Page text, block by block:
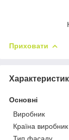
Приховати
Основні
Виробник
Країна виробник
Тип фасаду